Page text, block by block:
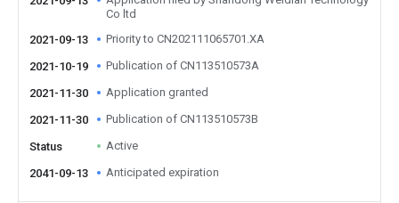
Co ltd
2021-09-13
Priority to CN202111065701.XA
2021-10-19 Publication of CN113510573A
2021-11-30 Application granted
2021-11-30 Publication of CN113510573B
Status Active
2041-09-13 Anticipated expiration